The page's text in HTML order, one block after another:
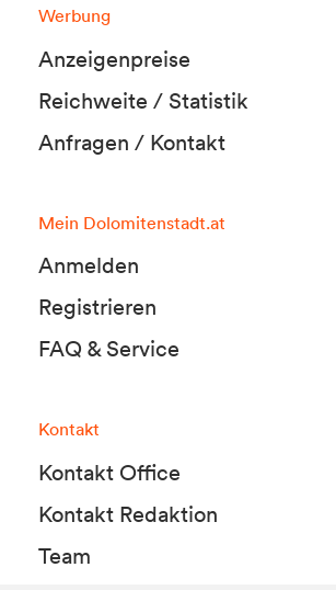
Werbung
Anzeigenpreise
Reichweite / Statistik
Anfragen / Kontakt
Mein Dolomitenstadt.at
Anmelden
Registrieren
FAQ & Service
Kontakt
Kontakt Office
Kontakt Redaktion
Team